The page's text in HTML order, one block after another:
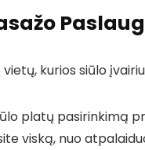
kurios siūlo
platų pasirinkimą
viską, nuo